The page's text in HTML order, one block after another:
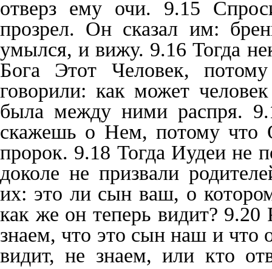
отверз ему очи. 9.15
прозрел. Он сказал им:
умылся, и вижу. 9.16 Тогда
Бога Этот Человек,
говорили: как может
была между ними распря.
скажешь о Нем, потому что
пророк. 9.18 Тогда Иудеи не
доколе не призвали
их: это ли сын ваш, о
как же он теперь видит? 9.20
знаем, что это сын наш и что
видит, не знаем, или кто